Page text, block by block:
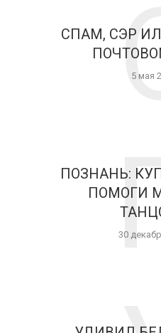
СПАМ, СЭР
5 мая
ПОЗНАНЬ:
ПОМОГИ
30